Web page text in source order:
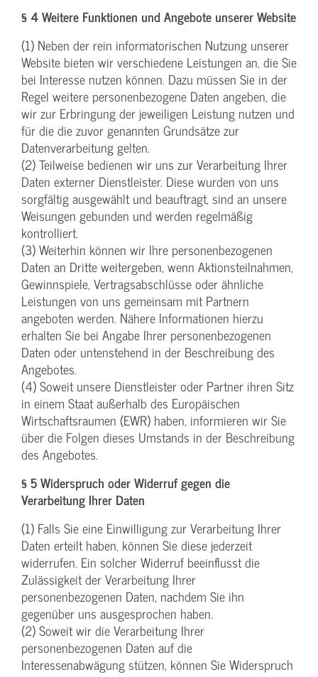
§ 4 Weitere Funktionen und Angebote unserer Website
(1) Neben der rein informatorischen Nutzung unserer
Website bieten wir verschiedene Leistungen an, die Sie
bei Interesse nutzen können. Dazu müssen Sie in der
Regel weitere personenbezogene Daten angeben, die
wir zur Erbringung der jeweiligen Leistung nutzen und
für die die zuvor genannten Grundsätze zur
Datenverarbeitung gelten.
(2) Teilweise bedienen wir uns zur Verarbeitung Ihrer
Daten externer Dienstleister. Diese wurden von uns
sorgfältig ausgewählt und beauftragt, sind an unsere
Weisungen gebunden und werden regelmäßig
kontrolliert.
(3) Weiterhin können wir Ihre personenbezogenen
Daten an Dritte weitergeben, wenn Aktionsteilnahmen,
Gewinnspiele, Vertragsabschlüsse oder ähnliche
Leistungen von uns gemeinsam mit Partnern
angeboten werden. Nähere Informationen hierzu
erhalten Sie bei Angabe Ihrer personenbezogenen
Daten oder untenstehend in der Beschreibung des
Angebotes.
(4) Soweit unsere Dienstleister oder Partner ihren Sitz
in einem Staat außerhalb des Europäischen
Wirtschaftsraumen (EWR) haben, informieren wir Sie
über die Folgen dieses Umstands in der Beschreibung
des Angebotes.
§ 5 Widerspruch oder Widerruf gegen die
Verarbeitung Ihrer Daten
(1) Falls Sie eine Einwilligung zur Verarbeitung Ihrer
Daten erteilt haben, können Sie diese jederzeit
widerrufen. Ein solcher Widerruf beeinflusst die
Zulässigkeit der Verarbeitung Ihrer
personenbezogenen Daten, nachdem Sie ihn
gegenüber uns ausgesprochen haben.
(2) Soweit wir die Verarbeitung Ihrer
personenbezogenen Daten auf die
Interessenabwägung stützen, können Sie Widerspruch